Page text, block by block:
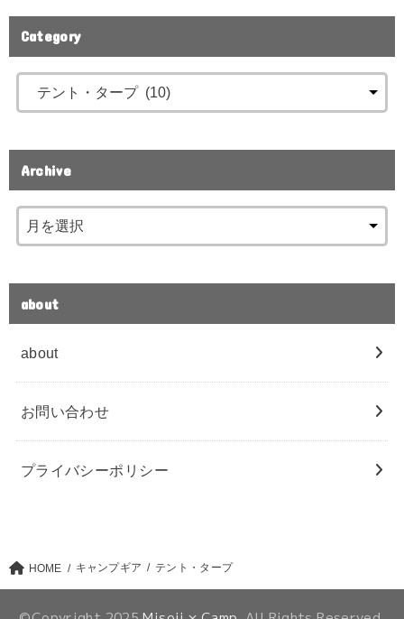
Category
Archive
about
about
お問い合わせ
プライバシーポリシー
HOME キャンプギア テント・タープ